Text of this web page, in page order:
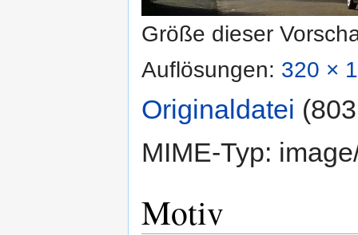
Größe dieser
Auflösungen: 320 ×
Originaldatei
MIME-Typ:
Motiv